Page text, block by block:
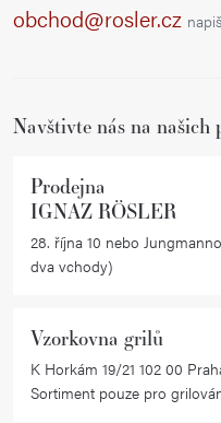
obchod@rosler.cz
Navštivte nás na našich
Prodejna
IGNAZ RÖSLER
28. října 10 nebo
dva vchody)
Vzorkovna grilů
K Horkám 19/21 102 00
Sortiment pouze pro